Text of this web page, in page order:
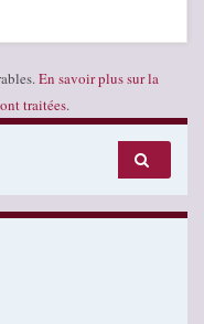
En savoir plus sur la
traitées.